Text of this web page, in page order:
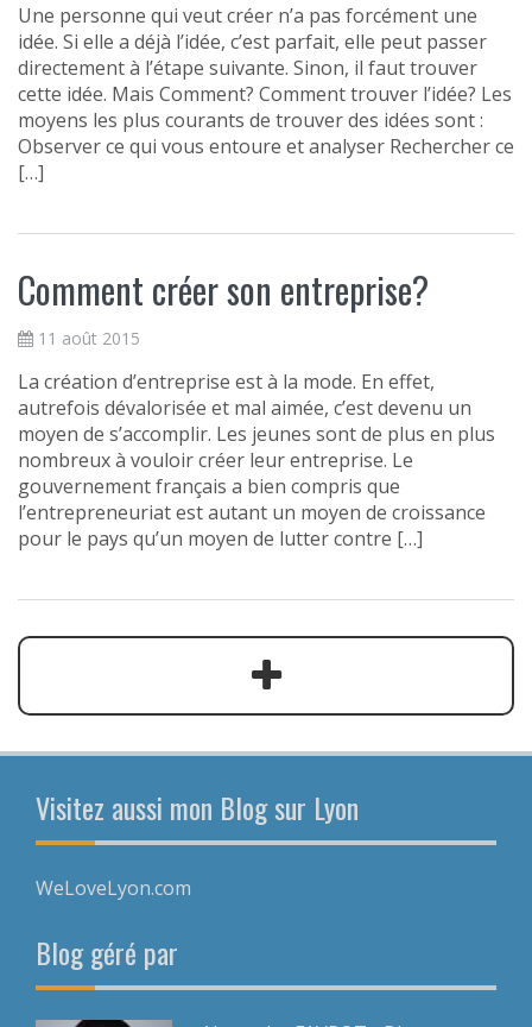
Une personne qui veut créer n’a pas forcément une
idée. Si elle a déjà l’idée, c’est parfait, elle peut passer
directement à l’étape suivante. Sinon, il faut trouver
cette idée. Mais Comment? Comment trouver l’idée? Les
moyens les plus courants de trouver des idées sont :
Observer ce qui vous entoure et analyser Rechercher ce
[…]
Comment créer son entreprise?
11 août 2015
La création d’entreprise est à la mode. En effet,
autrefois dévalorisée et mal aimée, c’est devenu un
moyen de s’accomplir. Les jeunes sont de plus en plus
nombreux à vouloir créer leur entreprise. Le
gouvernement français a bien compris que
l’entrepreneuriat est autant un moyen de croissance
pour le pays qu’un moyen de lutter contre […]
Visitez aussi mon Blog sur Lyon
WeLoveLyon.com
Blog géré par